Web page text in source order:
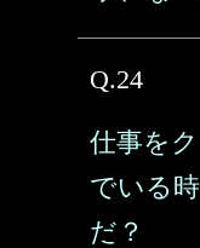
Q.24
仕事を
でいる
だ？